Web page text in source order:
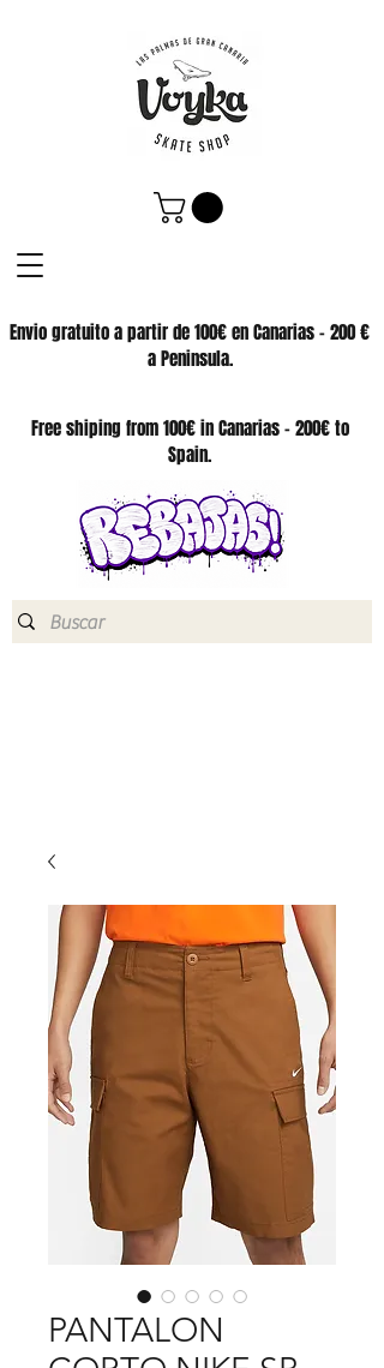
Envio gratuito a partir de 100€ en Canarias - 200 €
a Peninsula.
SKATE SHOP
Free shiping from 100€ in Canarias - 200€ to
Spain.
PANTALON